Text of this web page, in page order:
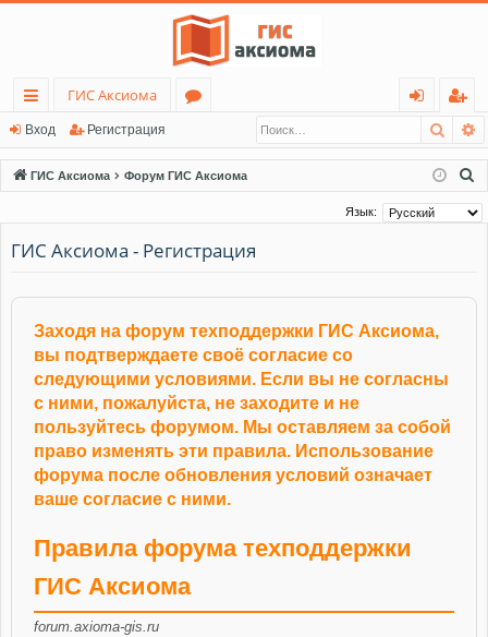
с
ы
лк
ГИС Аксиома
ру
м
д
ег
ис
тр
Вход Регистрация
ГИС Аксиома Форум ГИС Аксиома
и
Язык:
ГИС Аксиома - Регистрация
Заходя на форум техподдержки ГИС Аксиома,
вы подтверждаете своё согласие со
следующими условиями. Если вы не согласны
с ними, пожалуйста, не заходите и не
пользуйтесь форумом. Мы оставляем за собой
право изменять эти правила. Использование
форума после обновления условий означает
ваше согласие с ними.
Правила форума техподдержки
ГИС Аксиома
forum.axioma-gis.ru